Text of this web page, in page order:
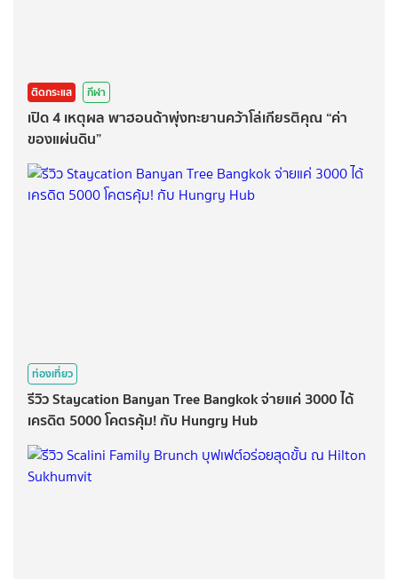
ติดกระแส กีฬา
เปิด 4 เหตุผล พาฮอนด้าพุ่งทะยานคว้าโล่เกียรติคุณ “ค่า
ของแผ่นดิน”
ท่องเที่ยว
รีวิว Staycation Banyan Tree Bangkok จ่ายแค่ 3000 ได้
เครดิต 5000 โคตรคุ้ม! กับ Hungry Hub